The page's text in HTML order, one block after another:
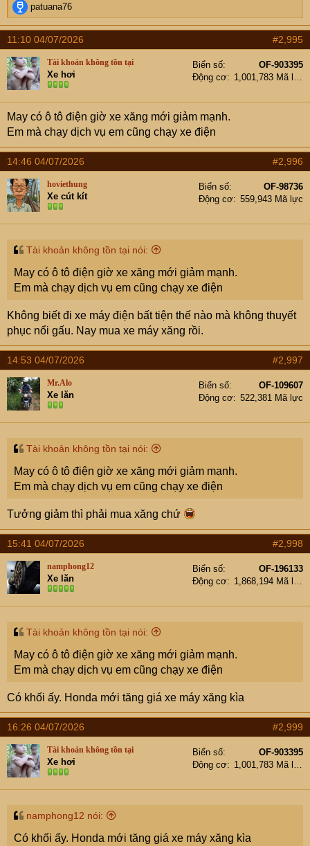
R
e
a
c
t
i
o
n
s
:
patuana76
11:10 04/07/2026 #2,995
Tài khoản không tồn tại
Xe hơi
Biển số
OF-903395
Động cơ
1,001,783 Mã lực
May có ô tô điện giờ xe xăng mới giảm mạnh.
Em mà chạy dịch vụ em cũng chạy xe điện
14:46 04/07/2026 #2,996
hoviethung
Xe cút kít
Biển số
OF-98736
Động cơ
559,943 Mã lực
Tài khoản không tồn tại nói:
May có ô tô điện giờ xe xăng mới giảm mạnh.
Em mà chạy dịch vụ em cũng chạy xe điện
Không biết đi xe máy điện bất tiện thế nào mà không thuyết
phục nổi gấu. Nay mua xe máy xăng rồi.
14:53 04/07/2026 #2,997
Mr.Alo
Xe lăn
Biển số
OF-109607
Động cơ
522,381 Mã lực
Tài khoản không tồn tại nói:
May có ô tô điện giờ xe xăng mới giảm mạnh.
Em mà chạy dịch vụ em cũng chạy xe điện
Tưởng giảm thì phải mua xăng chứ
15:41 04/07/2026 #2,998
namphong12
Xe lăn
Biển số
OF-196133
Động cơ
1,868,194 Mã lực
Tài khoản không tồn tại nói:
May có ô tô điện giờ xe xăng mới giảm mạnh.
Em mà chạy dịch vụ em cũng chạy xe điện
Có khối ấy. Honda mới tăng giá xe máy xăng kìa
16:26 04/07/2026 #2,999
Tài khoản không tồn tại
Xe hơi
Biển số
OF-903395
Động cơ
1,001,783 Mã lực
namphong12 nói:
Có khối ấy. Honda mới tăng giá xe máy xăng kìa